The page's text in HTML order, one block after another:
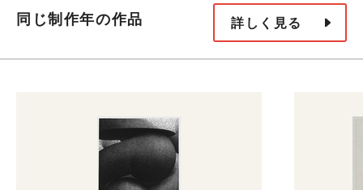
同じ制作年の作品 詳しく見る